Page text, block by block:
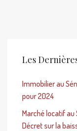
Les
Immobilier au
pour 2024
Marché locatif au
Décret sur la